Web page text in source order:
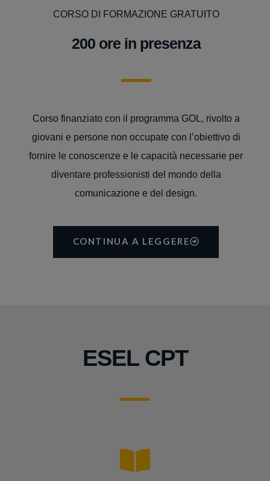
CORSO DI FORMAZIONE GRATUITO
200 ore in presenza
Corso finanziato con il programma GOL, rivolto a
giovani e persone non occupate con l’obiettivo di
fornire le conoscenze e le capacità necessarie per
diventare professionisti del mondo della
comunicazione e del design.
CONTINUA A LEGGERE
ESEL CPT